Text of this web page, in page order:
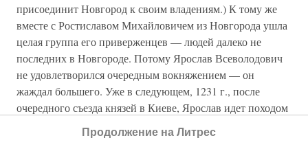
присоединит Новгород к своим владениям.) К тому же
вместе с Ростиславом Михайловичем из Новгорода ушла
целая группа его приверженцев — людей далеко не
последних в Новгороде. Потому Ярослав Всеволодович
не удовлетворился очередным вокняжением — он
жаждал большего. Уже в следующем, 1231 г., после
очередного съезда князей в Киеве, Ярослав идет походом
Новгородская Первая летопись старшего извода: «
Продолжение на Литрес